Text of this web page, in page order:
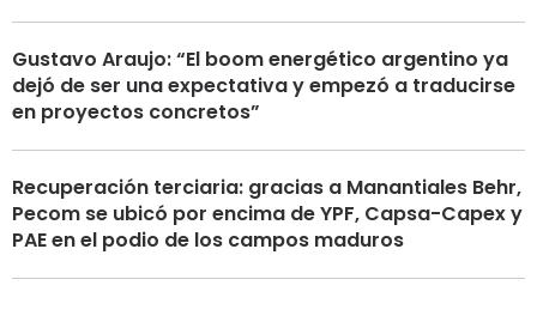
Gustavo Araujo: “El boom energético argentino ya
dejó de ser una expectativa y empezó a traducirse
en proyectos concretos”
Recuperación terciaria: gracias a Manantiales Behr,
Pecom se ubicó por encima de YPF, Capsa-Capex y
PAE en el podio de los campos maduros